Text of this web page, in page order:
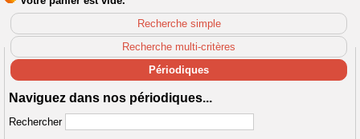
Recherche simple
Recherche multi-critères
Périodiques
Naviguez dans nos périodiques...
Rechercher